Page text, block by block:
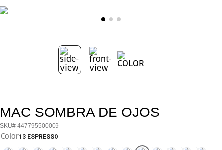
MAC SOMBRA DE OJOS
447795500009
Color13 ESPRESSO